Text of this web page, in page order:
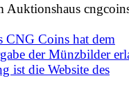
Auktionshaus
CNG Coins hat dem
der Münzbilder
ist die Website des